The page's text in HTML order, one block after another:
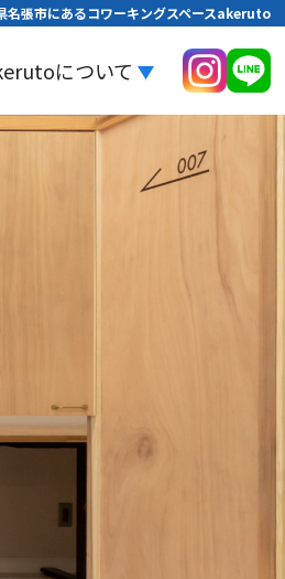
名張市にあるコワーキングスペースakeruto
について